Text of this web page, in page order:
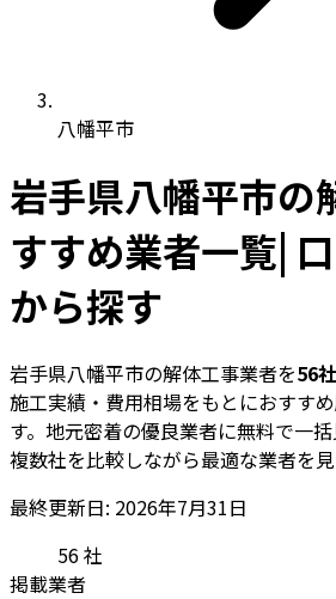
八幡平市
岩手県八幡平市の
すすめ業者一覧|
から探す
岩手県八幡平市の解体工事業者を56社
施工実績・費用相場をもとにおすす
す。地元密着の優良業者に無料で一括
複数社を比較しながら最適な業者を見
最終更新日: 2026年7月31日
56社
掲載業者